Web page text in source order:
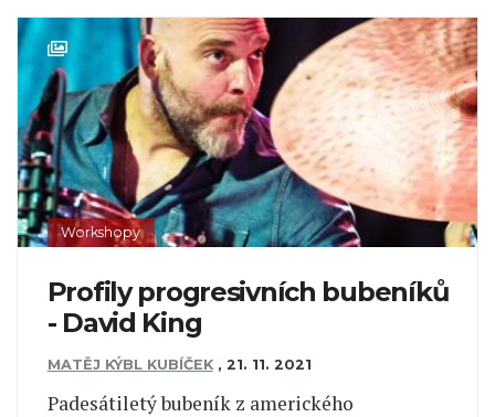
Workshopy
Profily progresivních bubeníků
- David King
MATĚJ KÝBL KUBÍČEK , 21. 11. 2021
Padesátiletý bubeník z amerického